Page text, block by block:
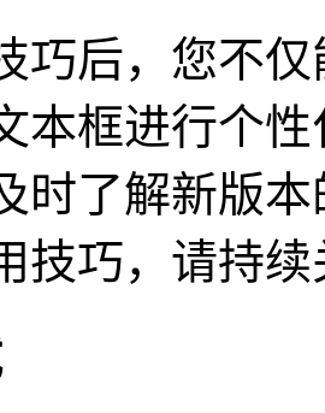
巧后，您不
本框进行个
时了解新版
技巧，请持